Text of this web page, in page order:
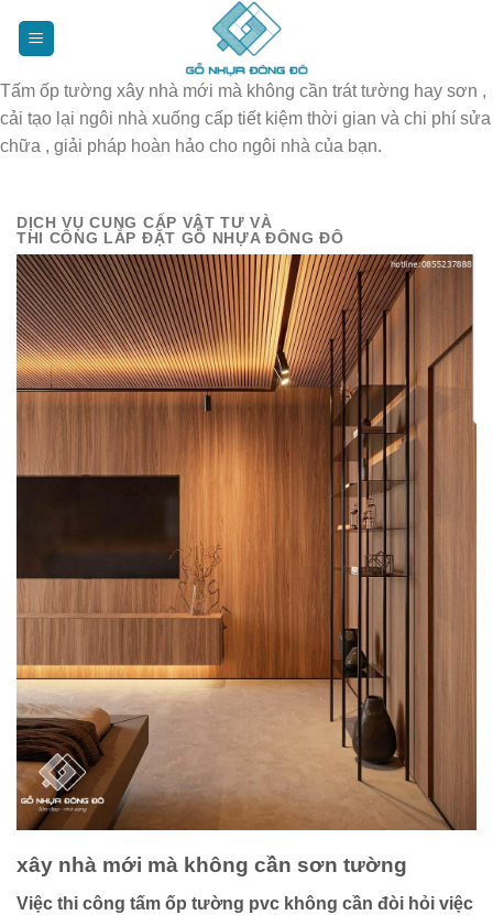
dung
Tấm ốp tường xây nhà mới mà không cần trát tường hay sơn ,
cải tạo lại ngôi nhà xuống cấp tiết kiệm thời gian và chi phí sửa
chữa , giải pháp hoàn hảo cho ngôi nhà của bạn.
DỊCH VỤ CUNG CẤP VẬT TƯ VÀ
THI CÔNG LẮP ĐẶT GỖ NHỰA ĐÔNG ĐÔ
xây nhà mới mà không cần sơn tường
Việc thi công tấm ốp tường pvc không cần đòi hỏi việc